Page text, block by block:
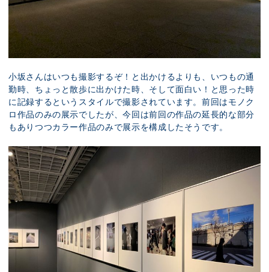
小坂さんはいつも撮影するぞ！と出かけるよりも、いつもの通
勤時、ちょっと散歩に出かけた時、そして面白い！と思った時
に記録するというスタイルで撮影されています。前回はモノク
ロ作品のみの展示でしたが、今回は前回の作品の延長的な部分
もありつつカラー作品のみで展示を構成したそうです。